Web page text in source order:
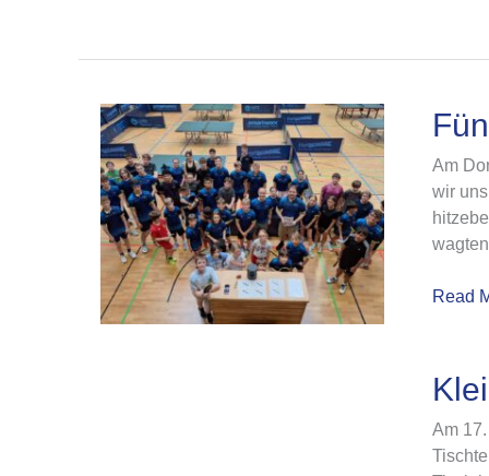
Am
wir
Fünf
neue
🐻
💪
Read
Am
Kleines
Bären-
im